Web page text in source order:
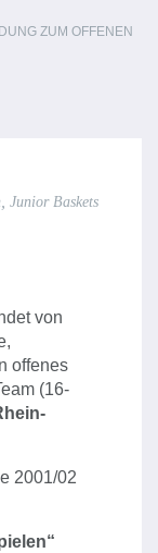
ZUM OFFENEN
Junior Baskets
von
offenes
(16-
2001/02